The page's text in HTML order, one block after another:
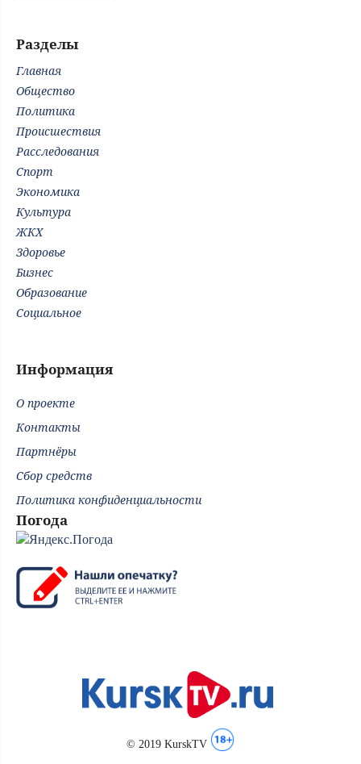
Разделы
Главная
Общество
Политика
Происшествия
Расследования
Спорт
Экономика
Культура
ЖКХ
Здоровье
Бизнес
Образование
Социальное
Информация
О проекте
Контакты
Партнёры
Сбор средств
Политика конфиденциальности
Погода
© 2019 KurskTV